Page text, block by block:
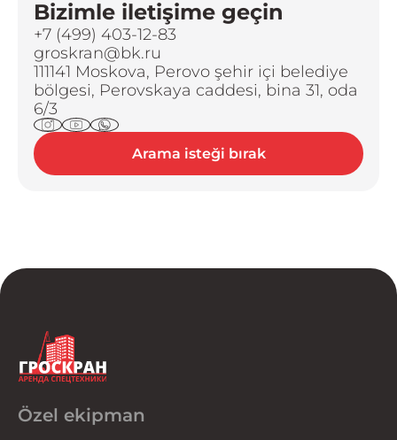
Bizimle iletişime geçin
+7 (499) 403-12-83
groskran@bk.ru
111141 Moskova, Perovo şehir içi belediye
bölgesi, Perovskaya caddesi, bina 31, oda
6/3
Arama isteği bırak
Özel ekipman